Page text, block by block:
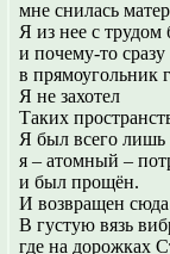
мне снилась
Я из нее с трудом
и почему-то
в прямоугольник
Я не захотел
Таких
Я был всего лишь
я – атомный –
и был прощён.
И возвращен
В густую вязь
где на дорожках